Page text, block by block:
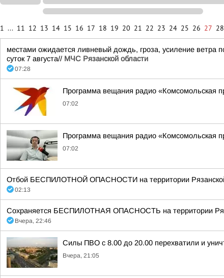
1 ... 11 12 13 14 15 16 17 18 19 20 21 22 23 24 25 26 27 28
местами ожидается ливневый дождь, гроза, усиление ветра
суток 7 августа// МЧС Рязанской области
07:28
Программа вещания радио «Комсомольская
07:02
Программа вещания радио «Комсомольская
07:02
Отбой БЕСПИЛОТНОЙ ОПАСНОСТИ на территории Рязанской
02:13
Сохраняется БЕСПИЛОТНАЯ ОПАСНОСТЬ на территории
Вчера, 22:46
Силы ПВО с 8.00 до 20.00 перехватили и
Вчера, 21:05